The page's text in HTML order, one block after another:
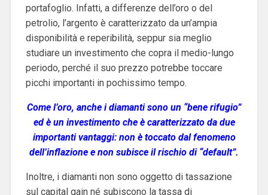
portafoglio. Infatti, a differenze dell’oro o del
petrolio, l’argento è caratterizzato da un’ampia
disponibilità e reperibilità, seppur sia meglio
studiare un investimento che copra il medio-lungo
periodo, perché il suo prezzo potrebbe toccare
picchi importanti in pochissimo tempo.
Come l’oro, anche i diamanti sono un “bene rifugio”
ed è un investimento che è caratterizzato da due
importanti vantaggi: non è toccato dal fenomeno
dell’inflazione e non subisce il rischio di “default”.
Inoltre, i diamanti non sono oggetto di tassazione
sul capital gain né subiscono la tassa di